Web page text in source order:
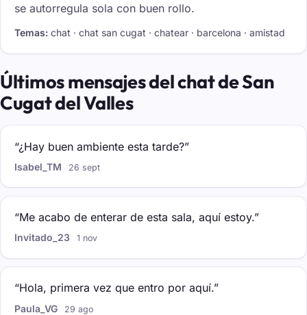
se autorregula sola con buen rollo.
Temas: chat · chat san cugat · chatear · barcelona · amistad
Últimos mensajes del chat de San
Cugat del Valles
“¿Hay buen ambiente esta tarde?”
Isabel_TM 26 sept
“Me acabo de enterar de esta sala, aquí estoy.”
Invitado_23 1 nov
“Hola, primera vez que entro por aquí.”
Paula_VG 29 ago